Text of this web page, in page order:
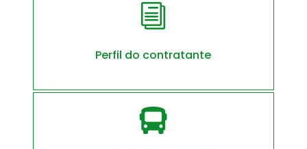
i
Perfil do contratante
